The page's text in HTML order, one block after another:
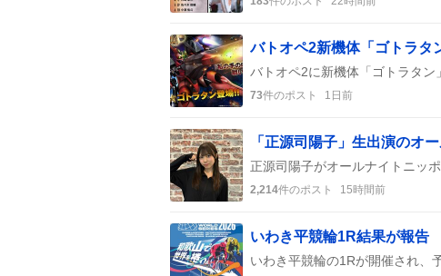
バトオペ2新機体「ゴトラタ
73件のポスト 1日前
2,214件のポスト 15時間前
いわき平競輪1R結果が報告